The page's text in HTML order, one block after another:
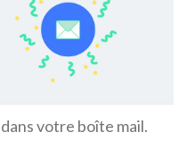
votre boîte mail.